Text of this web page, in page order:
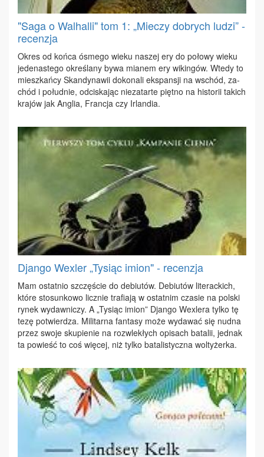
"Saga o Walhalli" tom 1: „Mieczy dobrych ludzi” -
recenzja
Okres od koń­ca ósme­go wie­ku na­szej ery do po­ło­wy wie­ku
je­de­na­ste­go okre­śla­ny by­wa mia­nem ery wi­kin­gów. Wte­dy to
miesz­kań­cy Skan­dy­na­wii do­ko­na­li eks­pan­sji na wschód, za­
chód i po­łu­dnie, od­ci­ska­jąc nie­za­tar­te pięt­no na hi­sto­rii ta­kich
kra­jów jak An­glia, Fran­cja czy Ir­lan­dia.
Django Wexler „Tysiąc imion" - recenzja
Mam ostat­nio szczę­ście do de­biu­tów. De­biu­tów li­te­rac­kich,
któ­re sto­sun­ko­wo licz­nie tra­fia­ją w ostat­nim cza­sie na pol­ski
ry­nek wy­daw­ni­czy. A „Ty­siąc imion” Djan­go We­xle­ra tyl­ko tę
te­zę po­twier­dza. Mi­li­tar­na fan­ta­sy mo­że wy­da­wać się nud­na
przez swo­je sku­pie­nie na roz­wle­kłych opi­sach ba­ta­lii, jed­nak
ta po­wieść to coś wię­cej, niż tyl­ko ba­ta­li­stycz­na wol­ty­żer­ka.